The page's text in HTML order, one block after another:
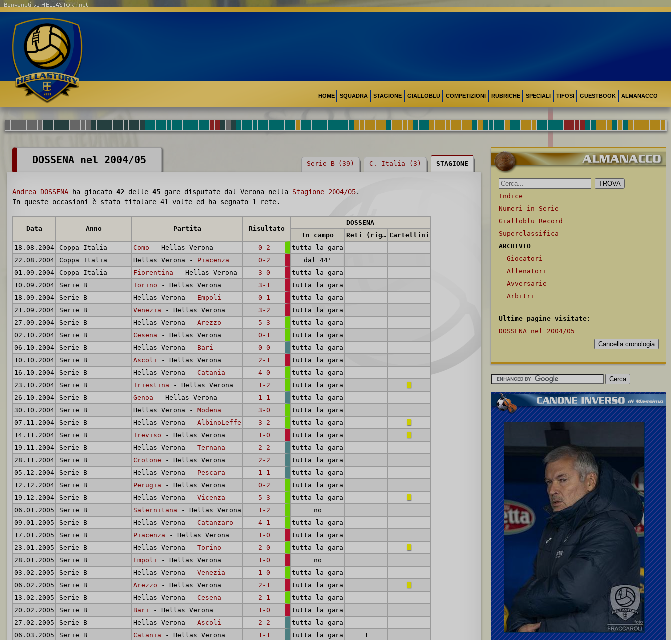
HOME SQUADRA STAGIONE GIALLOBLU COMPETIZIONI RUBRICHE SPECIALI TIFOSI GUESTBOOK ALMANACCO
Benvenuti su HELLASTORY.net
DOSSENA nel 2004/05 Serie B (39) C. Italia (3) STAGIONE
Andrea DOSSENA ha giocato 42 delle 45 gare disputate dal Verona nella Stagione 2004/05.
In queste occasioni è stato titolare 41 volte ed ha segnato 1 rete.
Data Anno Partita Risultato
DOSSENA
In campo
Reti (rig.) Cartellini
18.08.2004
Coppa Italia Como - Hellas Verona 0-2
tutta la gara
22.08.2004
Coppa Italia Hellas Verona - Piacenza 0-2
dal 44'
01.09.2004
Coppa Italia Fiorentina - Hellas Verona 3-0
tutta la gara
10.09.2004
Serie B Torino - Hellas Verona 3-1
tutta la gara
18.09.2004
Serie B Hellas Verona - Empoli 0-1
tutta la gara
21.09.2004
Serie B Venezia - Hellas Verona 3-2
tutta la gara
27.09.2004
Serie B Hellas Verona - Arezzo 5-3
tutta la gara
02.10.2004
Serie B Cesena - Hellas Verona 0-1
tutta la gara
06.10.2004
Serie B Hellas Verona - Bari 0-0
tutta la gara
10.10.2004
Serie B Ascoli - Hellas Verona 2-1
tutta la gara
16.10.2004
Serie B Hellas Verona - Catania 4-0
tutta la gara
23.10.2004
Serie B Triestina - Hellas Verona 1-2
tutta la gara
26.10.2004
Serie B Genoa - Hellas Verona 1-1
tutta la gara
30.10.2004
Serie B Hellas Verona - Modena 3-0
tutta la gara
07.11.2004
Serie B Hellas Verona - AlbinoLeffe 3-2
tutta la gara
14.11.2004
Serie B Treviso - Hellas Verona 1-0
tutta la gara
19.11.2004
Serie B Hellas Verona - Ternana 2-2
tutta la gara
28.11.2004
Serie B Crotone - Hellas Verona 2-2
tutta la gara
05.12.2004
Serie B Hellas Verona - Pescara 1-1
tutta la gara
12.12.2004
Serie B Perugia - Hellas Verona 0-2
tutta la gara
19.12.2004
Serie B Hellas Verona - Vicenza 5-3
tutta la gara
06.01.2005
Serie B Salernitana - Hellas Verona 1-2
no
09.01.2005
Serie B Hellas Verona - Catanzaro 4-1
tutta la gara
17.01.2005
Serie B Piacenza - Hellas Verona 1-0
tutta la gara
23.01.2005
Serie B Hellas Verona - Torino 2-0
tutta la gara
28.01.2005
Serie B Empoli - Hellas Verona 1-0
no
03.02.2005
Serie B Hellas Verona - Venezia 1-0
tutta la gara
06.02.2005
Serie B Arezzo - Hellas Verona 2-1
tutta la gara
13.02.2005
Serie B Hellas Verona - Cesena 2-1
tutta la gara
20.02.2005
Serie B Bari - Hellas Verona 1-0
tutta la gara
27.02.2005
Serie B Hellas Verona - Ascoli 2-2
tutta la gara
06.03.2005
Serie B Catania - Hellas Verona 1-1 tutta la gara
1
Indice
Numeri in Serie
Gialloblu Record
Superclassifica
ARCHIVIO
Giocatori
Allenatori
Avversarie
Arbitri
Ultime pagine visitate:
DOSSENA nel 2004/05